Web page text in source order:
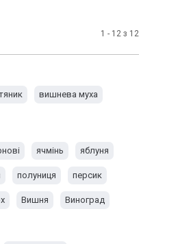
1 - 12 з 12
вишнева муха
ячмінь яблуня
полуниця персик
Вишня Виноград